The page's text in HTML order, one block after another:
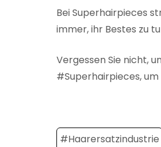
Bei Superhairpieces
immer, ihr Bestes zu
Vergessen Sie nicht,
#Superhairpieces,
#Haarersatzindustrie